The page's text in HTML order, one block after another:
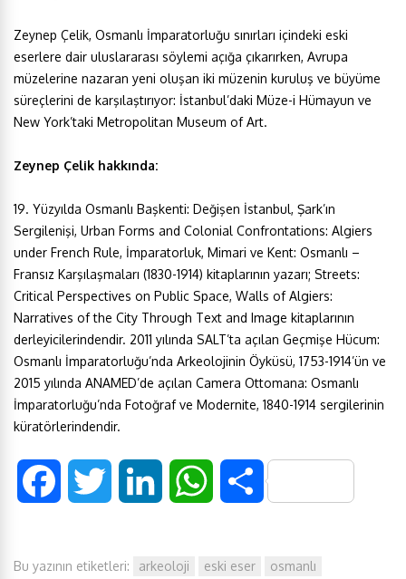
Zeynep Çelik, Osmanlı İmparatorluğu sınırları içindeki eski
eserlere dair uluslararası söylemi açığa çıkarırken, Avrupa
müzelerine nazaran yeni oluşan iki müzenin kuruluş ve büyüme
süreçlerini de karşılaştırıyor: İstanbul’daki Müze-i Hümayun ve
New York’taki Metropolitan Museum of Art.
Zeynep Çelik hakkında:
19. Yüzyılda Osmanlı Başkenti: Değişen İstanbul, Şark’ın
Sergilenişi, Urban Forms and Colonial Confrontations: Algiers
under French Rule, İmparatorluk, Mimari ve Kent: Osmanlı –
Fransız Karşılaşmaları (1830-1914) kitaplarının yazarı; Streets:
Critical Perspectives on Public Space, Walls of Algiers:
Narratives of the City Through Text and Image kitaplarının
derleyicilerindendir. 2011 yılında SALT’ta açılan Geçmişe Hücum:
Osmanlı İmparatorluğu’nda Arkeolojinin Öyküsü, 1753-1914’ün ve
2015 yılında ANAMED’de açılan Camera Ottomana: Osmanlı
İmparatorluğu’nda Fotoğraf ve Modernite, 1840-1914 sergilerinin
küratörlerindendir.
c i n a
S
Bu yazının etiketleri: arkeoloji eski eser
osmanlı